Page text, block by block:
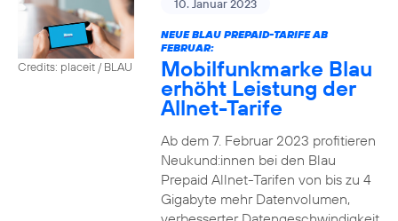
Credits: placeit / BLAU
10. Januar 2023
NEUE BLAU PREPAID-TARIFE AB
FEBRUAR:
Mobilfunkmarke Blau
erhöht Leistung der
Allnet-Tarife
Ab dem 7. Februar 2023 profitieren
Neukund:innen bei den Blau
Prepaid Allnet-Tarifen von bis zu 4
Gigabyte mehr Datenvolumen,